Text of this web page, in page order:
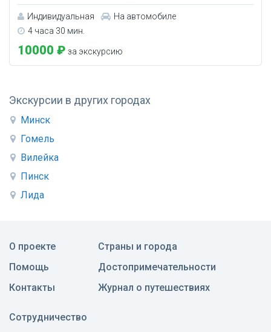
Экскурсии в других городах
Минск
Гомель
Вилейка
Пинск
Лида
Индивидуальная
На автомобиле
4 часа 30 мин.
10000 ₽ за экскурсию
О проекте
Помощь
Контакты
Страны и города
Достопримечательности
Журнал о путешествиях
Сотрудничество